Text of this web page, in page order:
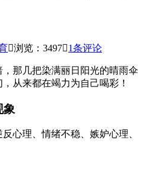
浏览：34971条评论
那几把染满丽日阳光的晴雨伞
从来都在竭力为自己喝彩！
象
心理、情绪不稳、嫉妒心理、